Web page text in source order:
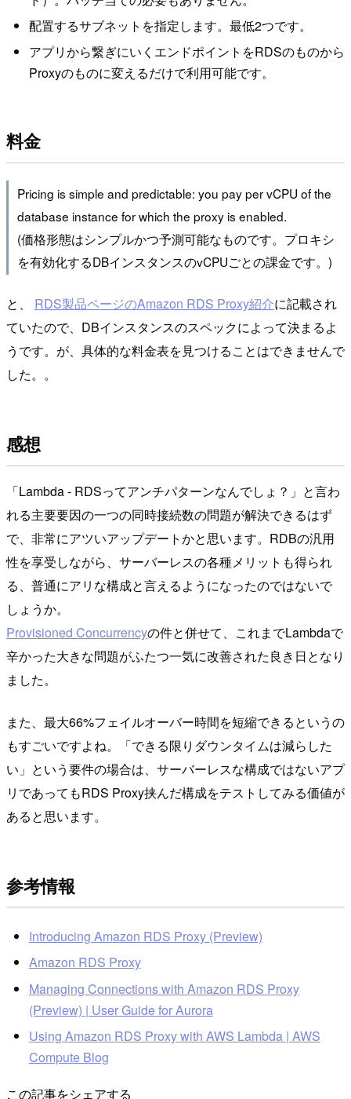
配置するサブネットを指定します。最低2つです。
アプリから繋ぎにいくエンドポイントをRDSのものから
Proxyのものに変えるだけで利用可能です。
料金
Pricing is simple and predictable: you pay per vCPU of the
database instance for which the proxy is enabled.
(価格形態はシンプルかつ予測可能なものです。プロキシ
を有効化するDBインスタンスのvCPUごとの課金です。)
と、 RDS製品ページのAmazon RDS Proxy紹介に記載され
ていたので、DBインスタンスのスペックによって決まるよ
うです。が、具体的な料金表を見つけることはできませんで
した。。
感想
「Lambda - RDSってアンチパターンなんでしょ？」と言わ
れる主要要因の一つの同時接続数の問題が解決できるはず
で、非常にアツいアップデートかと思います。RDBの汎用
性を享受しながら、サーバーレスの各種メリットも得られ
る、普通にアリな構成と言えるようになったのではないで
しょうか。
Provisioned Concurrencyの件と併せて、これまでLambdaで
辛かった大きな問題がふたつ一気に改善された良き日となり
ました。
また、最大66%フェイルオーバー時間を短縮できるというの
もすごいですよね。「できる限りダウンタイムは減らした
い」という要件の場合は、サーバーレスな構成ではないアプ
リであってもRDS Proxy挟んだ構成をテストしてみる価値が
あると思います。
参考情報
Introducing Amazon RDS Proxy (Preview)
Amazon RDS Proxy
Managing Connections with Amazon RDS Proxy
(Preview) | User Guide for Aurora
Using Amazon RDS Proxy with AWS Lambda | AWS
Compute Blog
この記事をシェアする